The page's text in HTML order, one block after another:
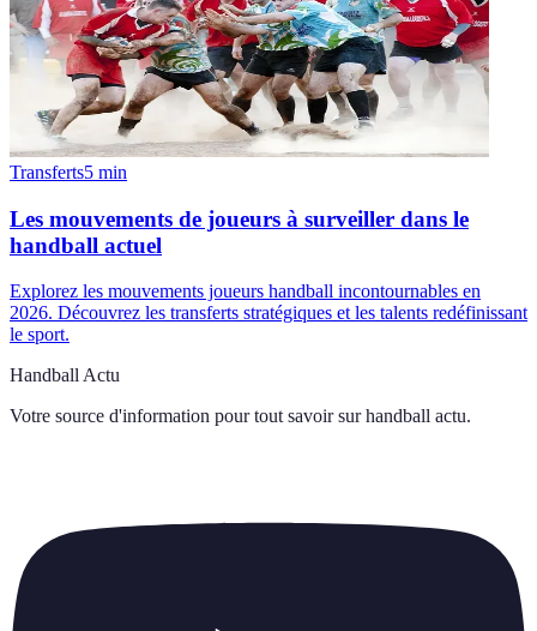
Transferts5 min
Les mouvements de joueurs à surveiller dans le
handball actuel
Explorez les mouvements joueurs handball incontournables en
2026. Découvrez les transferts stratégiques et les talents redéfinissant
le sport.
Handball Actu
Votre source d'information pour tout savoir sur handball actu.